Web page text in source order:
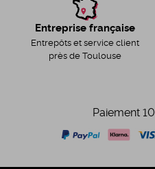
Entreprise française
Entrepôts et service client
près de Toulouse
Paiement